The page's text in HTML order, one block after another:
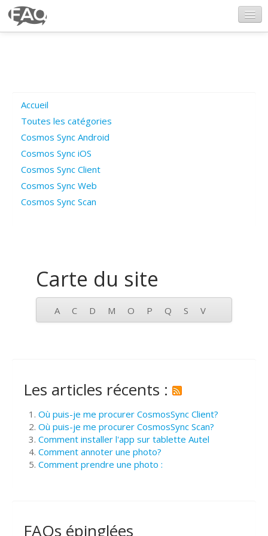
Poser une question
Questions ouvertes
Connexion
Accueil
Toutes les catégories
Cosmos Sync Android
Cosmos Sync iOS
Cosmos Sync Client
Cosmos Sync Web
Cosmos Sync Scan
Carte du site
A C D M O P Q S V
Les articles récents :
Où puis-je me procurer CosmosSync Client?
Où puis-je me procurer CosmosSync Scan?
Comment installer l'app sur tablette Autel
Comment annoter une photo?
Comment prendre une photo :
FAQs épinglées